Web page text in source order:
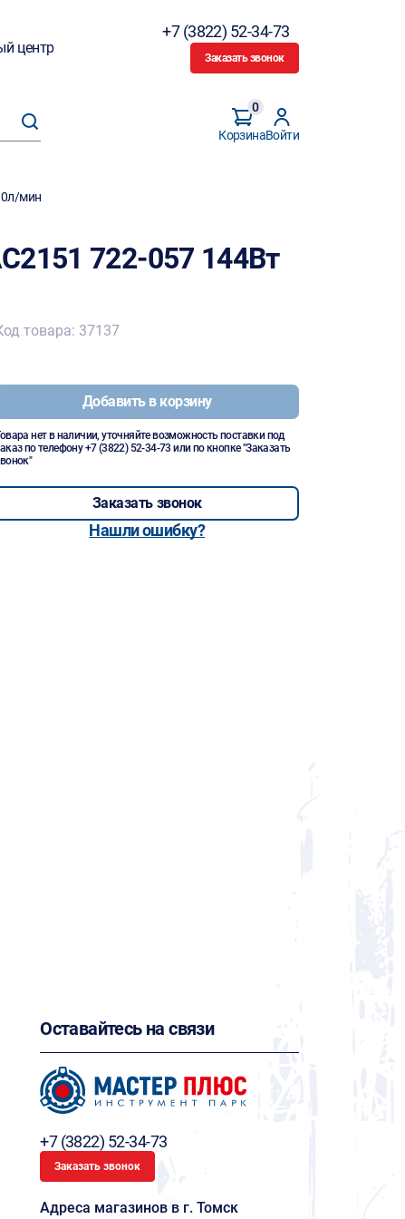
центр
+7 (3822) 52-34-73
Заказать звонок
Корзина
0
Войти
мин
722-057 144Вт
товара: 37137
Добавить в корзину
нет в наличии, уточняйте возможность поставки под
по телефону+7 (3822) 52-34-73 или по кнопке "Заказать
Заказать звонок
Нашли ошибку?
Оставайтесь на связи
+7 (3822) 52-34-73
Заказать звонок
Адреса магазинов в г. Томск